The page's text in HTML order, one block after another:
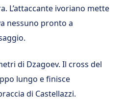
L’attaccante ivoriano mette
nessuno pronto a
di Dzagoev. Il cross del
lungo e finisce
di Castellazzi.